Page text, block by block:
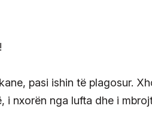
pasi ishin të plagosur.
nxorën nga lufta dhe i